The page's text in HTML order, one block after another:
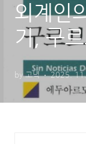
외계인
기, 구
아르도
by 고녁 2025.